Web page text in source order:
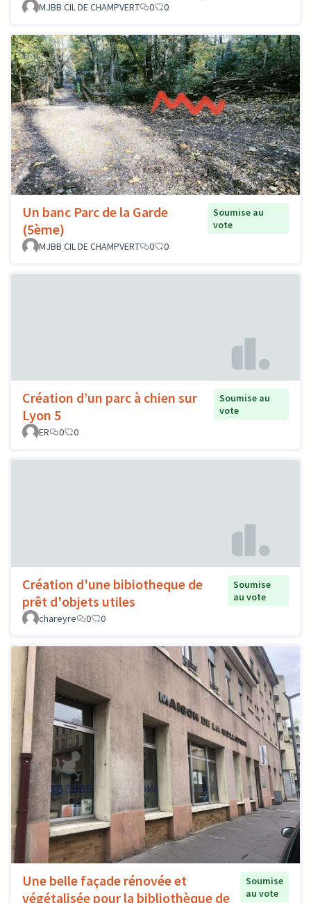
MJBB CIL DE CHAMPVERT
0 0
Un banc Parc de la Garde
(5ème)
Soumise au
vote
MJBB CIL DE CHAMPVERT
0 0
Création d’un parc à chien sur
Lyon 5
Soumise au
vote
ER
0 0
Création d'une bibiotheque de
prêt d'objets utiles
Soumise
au vote
chareyre
0 0
Une belle façade rénovée et
végétalisée pour la bibliothèque de
Soumise
au vote